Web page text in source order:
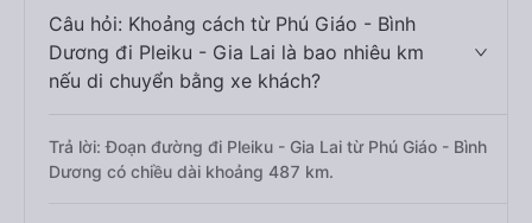
Câu hỏi: Khoảng cách từ Phú Giáo - Bình
Dương đi Pleiku - Gia Lai là bao nhiêu km
nếu di chuyển bằng xe khách?
Trả lời: Đoạn đường đi Pleiku - Gia Lai từ Phú Giáo - Bình
Dương có chiều dài khoảng 487 km.